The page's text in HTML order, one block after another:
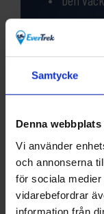
Samtycke
Denna
Vi använder
och annonserna
för sociala
vidarebefordrar
information från
ifrån